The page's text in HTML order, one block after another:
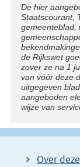
De hier
Staatscourant,
gemeenteblad,
de Rijkswet
zover ze na 1
van vóór deze
uitgegeven
aangeboden
wijze van
Over